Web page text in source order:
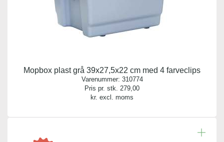
Mopbox plast grå 39x27,5x22 cm med 4 farveclips
Varenummer: 310774
Pris pr. stk. 279,00
kr. excl. moms